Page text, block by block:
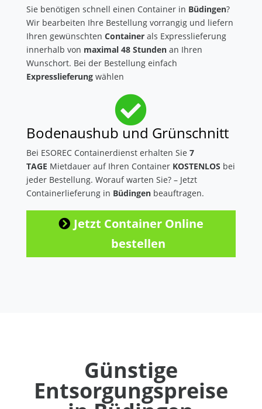
Sie benötigen schnell einen Container in Büdingen?
Wir bearbeiten Ihre Bestellung vorrangig und liefern
Ihren gewünschten Containerals Expresslieferung
innerhalb von maximal 48 Stundenan Ihren
Wunschort. Bei der Bestellung einfach
Expresslieferungwählen

Bodenaushub und Grünschnitt
Bei ESOREC Containerdienst erhalten Sie 7
TAGE Mietdauer auf Ihren Container KOSTENLOS bei
jeder Bestellung. Worauf warten Sie? – Jetzt
Containerlieferung in Büdingenbeauftragen.
Jetzt Container Online
bestellen
Günstige
Entsorgungspreise